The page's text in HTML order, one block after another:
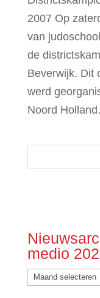
2007 Op
van
de
Beverwijk. Dit
werd
Noord
medio
Nieuwsarchief
van